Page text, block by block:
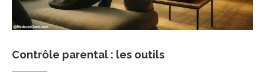
Contrôle parental : les outils